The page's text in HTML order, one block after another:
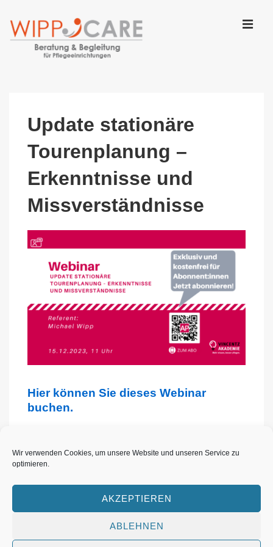
Wir verwenden Cookies, um unsere Website und unseren Service zu
optimieren.
AKZEPTIEREN
ABLEHNEN
Zum
Inhalt
Update stationäre
Tourenplanung –
Erkenntnisse und
Missverständnisse
Hier können Sie dieses Webinar
buchen.
Footer-
Impressum
Cookie-Richtlinie (EU)